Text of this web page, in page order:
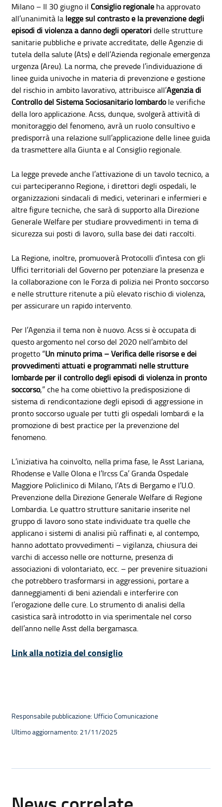
Milano – Il 30 giugno il Consiglio regionale ha approvato
all’unanimità la legge sul contrasto e la prevenzione degli
episodi di violenza a danno degli operatoridelle strutture
sanitarie pubbliche e private accreditate, delle Agenzie di
tutela della salute (Ats) e dell’Azienda regionale emergenza
urgenza (Areu). La norma, che prevede l’individuazione di
linee guida univoche in materia di prevenzione e gestione
del rischio in ambito lavorativo, attribuisce all’Agenzia di
Controllo del Sistema Sociosanitario lombardole verifiche
della loro applicazione. Acss, dunque, svolgerà attività di
monitoraggio del fenomeno, avrà un ruolo consultivo e
predisporrà una relazione sull’applicazione delle linee guida
da trasmettere alla Giunta e al Consiglio regionale.
La legge prevede anche l’attivazione di un tavolo tecnico, a
cui parteciperanno Regione, i direttori degli ospedali, le
organizzazioni sindacali di medici, veterinari e infermieri e
altre figure tecniche, che sarà di supporto alla Direzione
Generale Welfare per studiare provvedimenti in tema di
sicurezza sui posti di lavoro, sulla base dei dati raccolti.
La Regione, inoltre, promuoverà Protocolli d’intesa con gli
Uffici territoriali del Governo per potenziare la presenza e
la collaborazione con le Forza di polizia nei Pronto soccorso
e nelle strutture ritenute a più elevato rischio di violenza,
per assicurare un rapido intervento.
Per l’Agenzia il tema non è nuovo. Acss si è occupata di
questo argomento nel corso del 2020 nell’ambito del
progetto “Un minuto prima – Verifica delle risorse e dei
provvedimenti attuati e programmati nelle strutture
lombarde per il controllo degli episodi di violenza in pronto
soccorso,” che ha come obiettivo la predisposizione di
sistema di rendicontazione degli episodi di aggressione in
pronto soccorso uguale per tutti gli ospedali lombardi e la
promozione di best practice per la prevenzione del
fenomeno.
L’iniziativa ha coinvolto, nella prima fase, le Asst Lariana,
Rhodense e Valle Olona e l’Ircss Ca’ Granda Ospedale
Maggiore Policlinico di Milano, l’Ats di Bergamo e l’U.O.
Prevenzione della Direzione Generale Welfare di Regione
Lombardia. Le quattro strutture sanitarie inserite nel
gruppo di lavoro sono state individuate tra quelle che
applicano i sistemi di analisi più raffinati e, al contempo,
hanno adottato provvedimenti – vigilanza, chiusura dei
varchi di accesso nelle ore notturne, presenza di
associazioni di volontariato, ecc. – per prevenire situazioni
che potrebbero trasformarsi in aggressioni, portare a
danneggiamenti di beni aziendali e interferire con
l’erogazione delle cure. Lo strumento di analisi della
casistica sarà introdotto in via sperimentale nel corso
dell’anno nelle Asst della bergamasca.
Link alla notizia del consiglio
Responsabile pubblicazione: Ufficio Comunicazione
Ultimo aggiornamento: 21/11/2025